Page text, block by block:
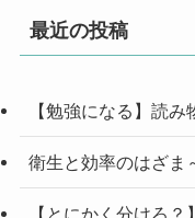
最近の投稿
【勉強になる】読
衛生と効率のはざま
【とにかく分けろ